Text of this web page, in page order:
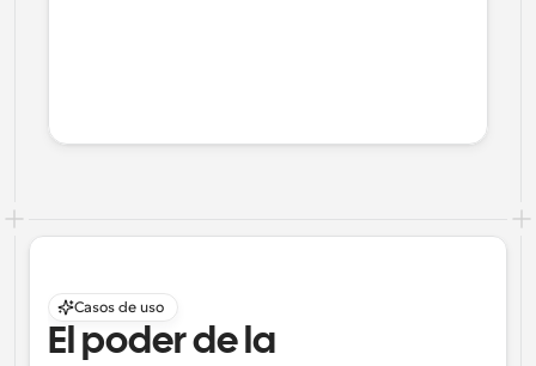
Casos de uso
El poder de la